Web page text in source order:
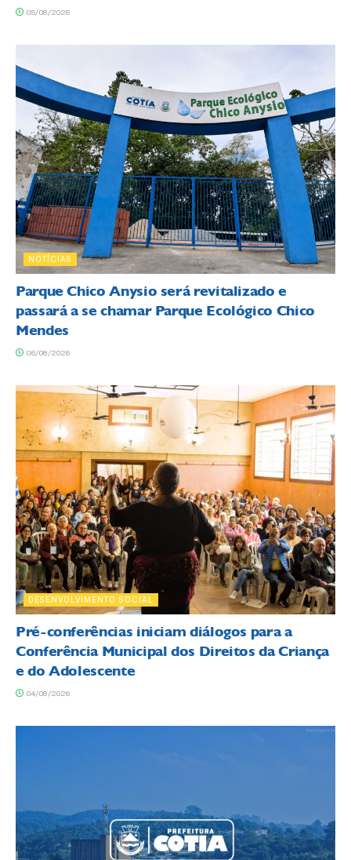
05/08/2026
NOTÍCIAS
Parque Chico Anysio será revitalizado e
passará a se chamar Parque Ecológico Chico
Mendes
06/08/2026
DESENVOLVIMENTO SOCIAL
Pré-conferências iniciam diálogos para a
Conferência Municipal dos Direitos da Criança
e do Adolescente
04/08/2026